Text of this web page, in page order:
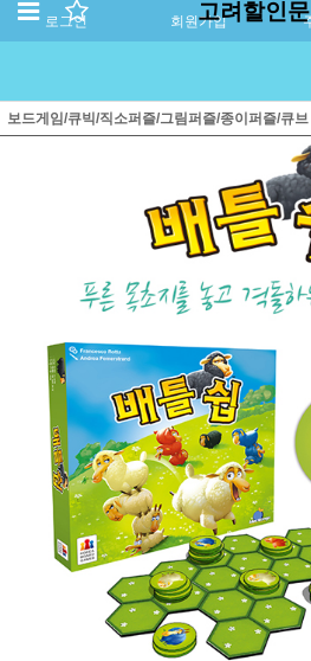
로그인 회원가입고려할인
보드게임/큐빅/직소퍼즐/그림퍼즐/종이퍼즐/큐브